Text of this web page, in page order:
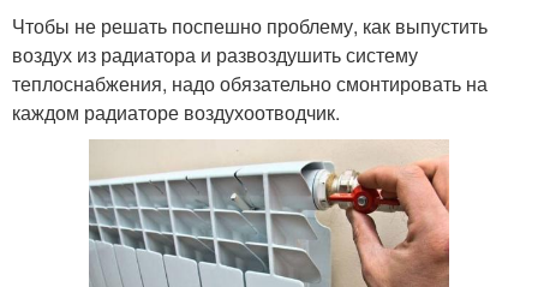
Чтобы не решать поспешно проблему, как выпустить
воздух из радиатора и развоздушить систему
теплоснабжения, надо обязательно смонтировать на
каждом радиаторе воздухоотводчик.